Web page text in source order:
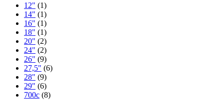
12" (1)
14" (1)
16" (1)
18" (1)
20" (2)
24" (2)
26" (9)
27,5" (6)
28" (9)
29" (6)
700c (8)